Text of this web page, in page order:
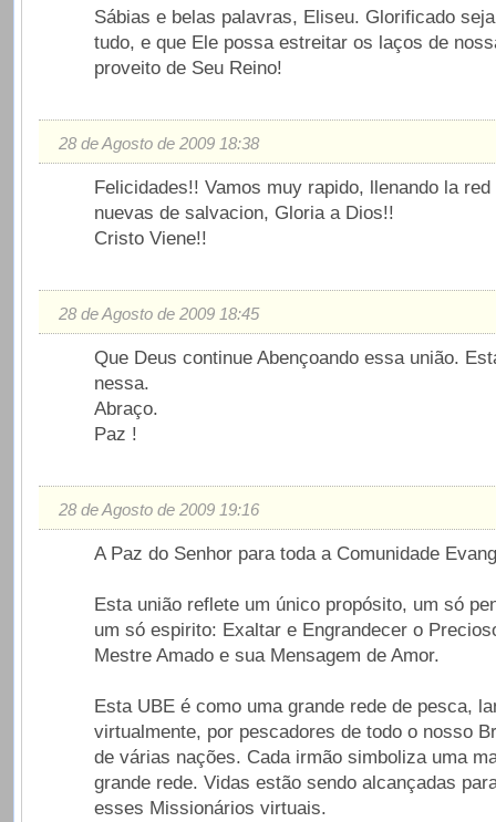
Sábias e belas palavras, Eliseu. Glorificado
tudo, e que Ele possa estreitar os laços de
proveito de Seu Reino!
28 de Agosto de 2009 18:38
Felicidades!! Vamos muy rapido, llenando la red
nuevas de salvacion, Gloria a Dios!!
Cristo Viene!!
28 de Agosto de 2009 18:45
Que Deus continue Abençoando essa união.
nessa.
Abraço.
Paz !
28 de Agosto de 2009 19:16
A Paz do Senhor para toda a Comunidade
Esta união reflete um único propósito, um só
um só espirito: Exaltar e Engrandecer o
Mestre Amado e sua Mensagem de Amor.
Esta UBE é como uma grande rede de pesca,
virtualmente, por pescadores de todo o nosso
de várias nações. Cada irmão simboliza uma
grande rede. Vidas estão sendo alcançadas
esses Missionários virtuais.